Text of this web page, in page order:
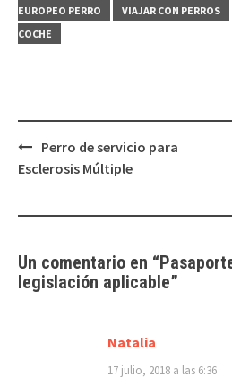
EUROPEO PERRO
VIAJAR CON PERROS
COCHE
Navegación
de
Perro de servicio para
Esclerosis Múltiple
Un comentario en “
legislación aplicable”
Natalia
17 julio, 2018 a las 6:36